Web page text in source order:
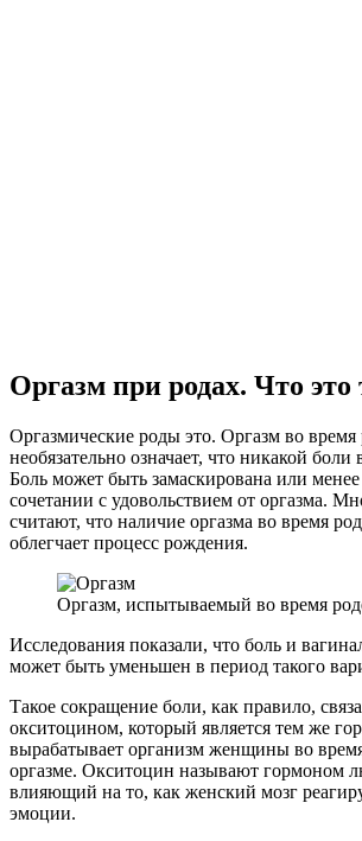
Оргазм при родах. Что это
Оргазмические роды это. Оргазм во время
необязательно означает, что никакой боли
Боль может быть замаскирована или
сочетании с удовольствием от оргазма.
считают, что наличие оргазма во время
облегчает процесс рождения.
Оргазм, испытываемый во время
Исследования показали, что боль и
может быть уменьшен в период такого
Такое сокращение боли, как правило,
окситоцином, который является тем же
вырабатывает организм женщины во
оргазме. Окситоцин называют гормоном
влияющий на то, как женский мозг
эмоции.